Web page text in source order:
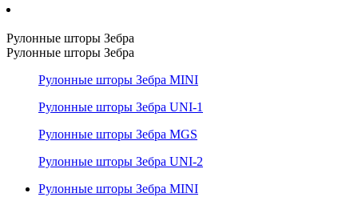
Рулонные шторы Зебра
Рулонные шторы Зебра
Рулонные шторы Зебра MINI
Рулонные шторы Зебра UNI-1
Рулонные шторы Зебра MGS
Рулонные шторы Зебра UNI-2
Рулонные шторы Зебра MINI